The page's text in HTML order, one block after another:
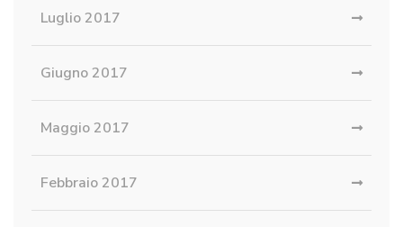
Luglio 2017
Giugno 2017
Maggio 2017
Febbraio 2017